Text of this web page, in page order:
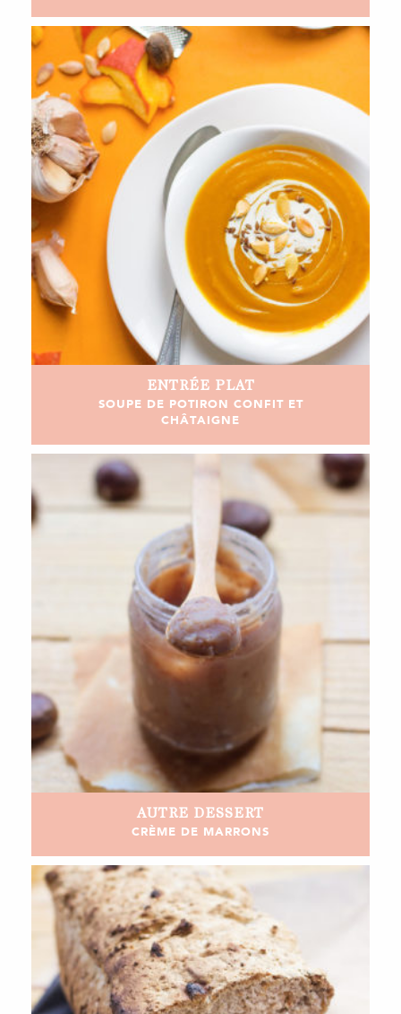
ENTRÉE PLAT
SOUPE DE POTIRON CONFIT ET
CHÂTAIGNE
AUTRE DESSERT
CRÈME DE MARRONS